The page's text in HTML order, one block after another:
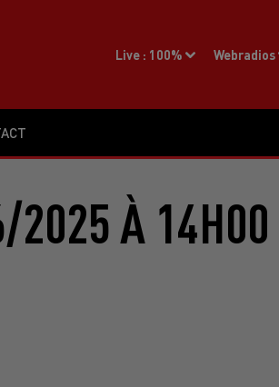
Live : 100% Webradios
2025 À 14H00